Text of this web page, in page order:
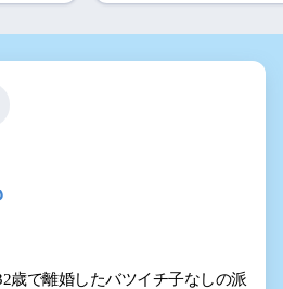
歳で離婚したバツイチ子なしの派